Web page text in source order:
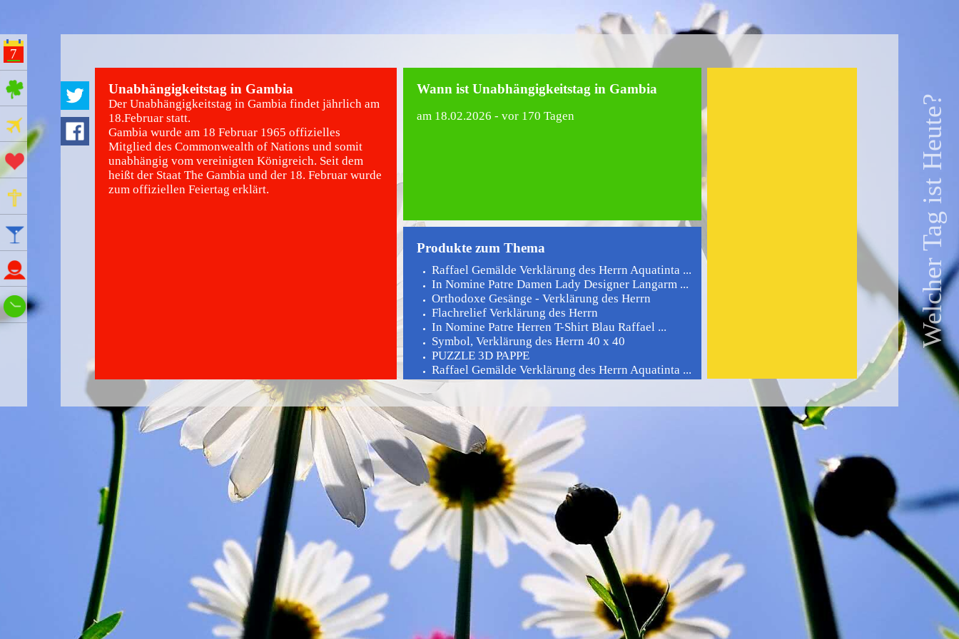
Welcher Tag ist Heute?
7
ges Feiertage
Ferien
Aktionstage
Gedenktage
Wie spät ist es?
Unabhängigkeitstag in Gambia
Der Unabhängigkeitstag in Gambia findet jährlich am
18.Februar statt.
Gambia wurde am 18 Februar 1965 offizielles
Mitglied des Commonwealth of Nations und somit
unabhängig vom vereinigten Königreich. Seit dem
heißt der Staat The Gambia und der 18. Februar wurde
zum offiziellen Feiertag erklärt.
Wann ist Unabhängigkeitstag in Gambia
am 18.02.2026 - vor 170 Tagen
Produkte zum Thema
Raffael Gemälde Verklärung des Herrn Aquatinta ...
In Nomine Patre Damen Lady Designer Langarm ...
Orthodoxe Gesänge - Verklärung des Herrn
Flachrelief Verklärung des Herrn
In Nomine Patre Herren T-Shirt Blau Raffael ...
Symbol, Verklärung des Herrn 40 x 40
PUZZLE 3D PAPPE
Raffael Gemälde Verklärung des Herrn Aquatinta ...